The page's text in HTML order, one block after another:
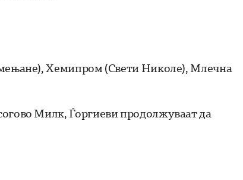
Хемипром (Свети Николе), Млечна
Милк, Ѓоргиеви продолжуваат да